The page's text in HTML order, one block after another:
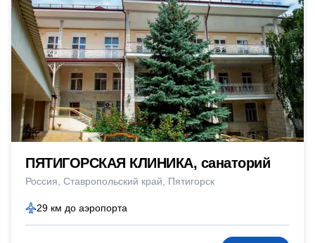
ПЯТИГОРСКАЯ КЛИНИКА, санаторий
Россия Ставропольский край Пятигорск
29 км до аэропорта